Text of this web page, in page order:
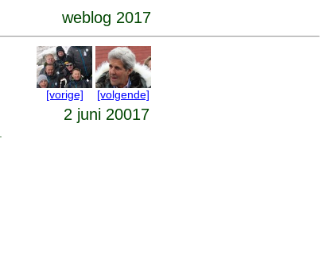
weblog 2017
[vorige] [volgende]
2 juni 20017